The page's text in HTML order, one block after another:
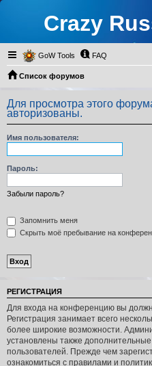
Crazy
GoW Tools FAQ
Список форумов
Для просмотра этого
авторизованы.
Имя пользователя:
Пароль:
Забыли пароль?
Запомнить меня
Скрыть моё пребывание на
РЕГИСТРАЦИЯ
Для входа на конференцию вы
Регистрация занимает всего
более широкие возможности.
установлены также
пользователей. Прежде чем
ознакомиться с правилами и